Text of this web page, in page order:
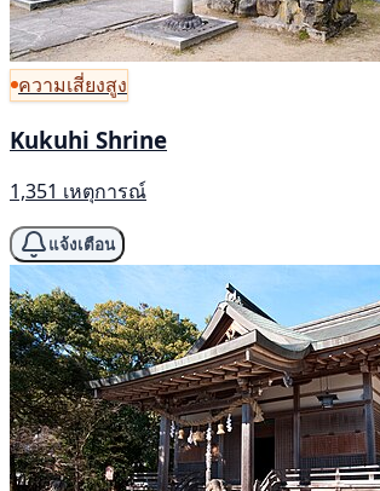
ความเสี่ยงสูง
Kukuhi Shrine
1,351 เหตุการณ์
แจ้งเตือน